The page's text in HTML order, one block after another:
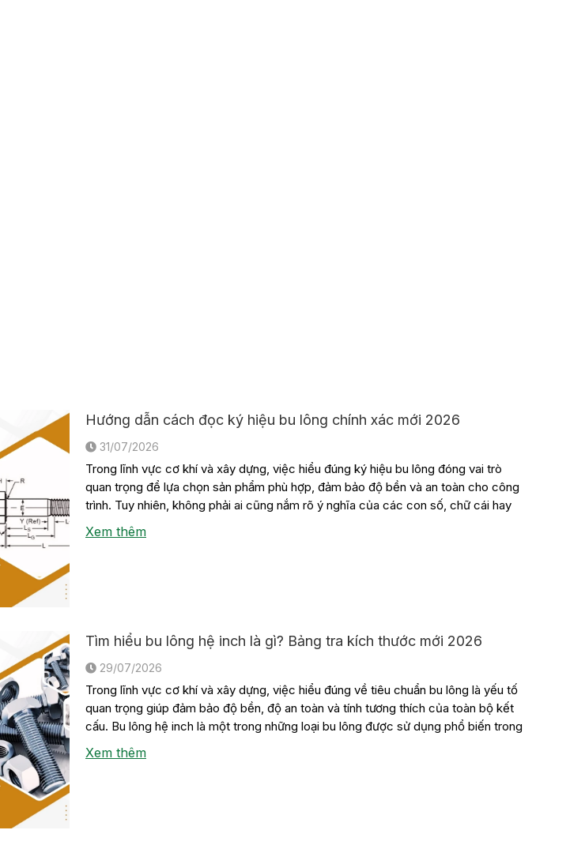
Hướng dẫn cách đọc ký hiệu bu lông chính xác mới 2026
31/07/2026
Trong lĩnh vực cơ khí và xây dựng, việc hiểu đúng ký hiệu bu lông đóng vai trò
quan trọng để lựa chọn sản phẩm phù hợp, đảm bảo độ bền và an toàn cho công
trình. Tuy nhiên, không phải ai cũng nắm rõ ý nghĩa của các con số, chữ cái hay
tiêu […]
Xem thêm
Tìm hiểu bu lông hệ inch là gì? Bảng tra kích thước mới 2026
29/07/2026
Trong lĩnh vực cơ khí và xây dựng, việc hiểu đúng về tiêu chuẩn bu lông là yếu tố
quan trọng giúp đảm bảo độ bền, độ an toàn và tính tương thích của toàn bộ kết
cấu. Bu lông hệ inch là một trong những loại bu lông được sử dụng phổ biến trong
[…]
Xem thêm